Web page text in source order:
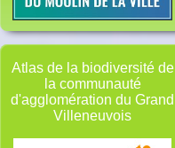
Atlas de la biodiversité de
la communauté
d'agglomération du Grand
Villeneuvois